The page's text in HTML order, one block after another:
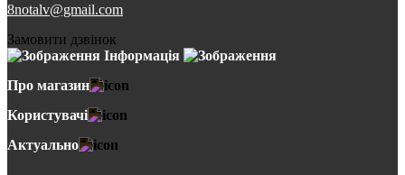
8notalv@gmail.com
Замовити дзвінок
Інформація
Про магазин
Користувачі
Актуально